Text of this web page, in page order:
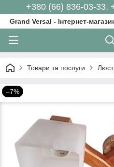
+380 (66) 836-03-33,
Grand Versal - Інтернет-
Товари та послуги
–7%